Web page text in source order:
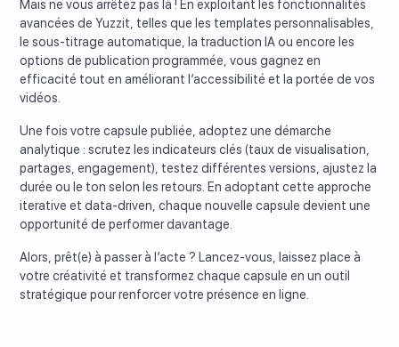
Mais ne vous arrêtez pas là ! En exploitant les fonctionnalités
avancées de Yuzzit, telles que les templates personnalisables,
le sous-titrage automatique, la traduction IA ou encore les
options de publication programmée, vous gagnez en
efficacité tout en améliorant l’accessibilité et la portée de vos
vidéos.
Une fois votre capsule publiée, adoptez une démarche
analytique : scrutez les indicateurs clés (taux de visualisation,
partages, engagement), testez différentes versions, ajustez la
durée ou le ton selon les retours. En adoptant cette approche
iterative et data-driven, chaque nouvelle capsule devient une
opportunité de performer davantage.
Alors, prêt(e) à passer à l’acte ? Lancez-vous, laissez place à
votre créativité et transformez chaque capsule en un outil
stratégique pour renforcer votre présence en ligne.